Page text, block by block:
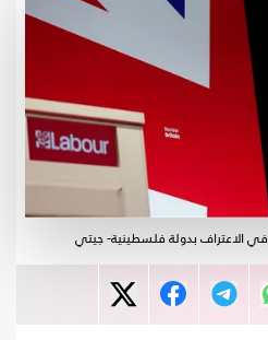
الاعتراف بدولة فلسطينية- جيتي